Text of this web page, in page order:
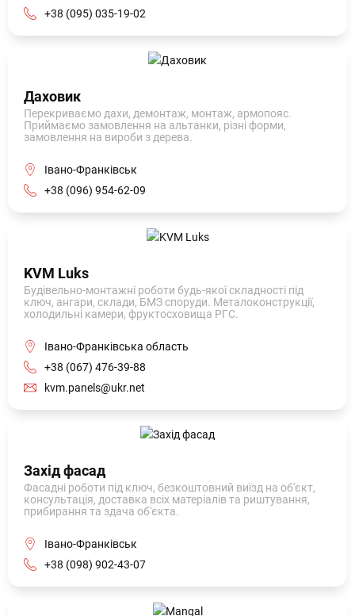
+38 (095) 035-19-02
Даховик
Перекриваємо дахи, демонтаж, монтаж, армопояс.
Приймаємо замовлення на альтанки, різні форми,
замовлення на вироби з дерева.
Івано-Франківськ
+38 (096) 954-62-09
KVM Luks
Будівельно-монтажні роботи будь-якої складності під
ключ, ангари, склади, БМЗ споруди. Металоконструкції,
холодильні камери, фруктосховища РГС.
Івано-Франківська область
+38 (067) 476-39-88
kvm.panels@ukr.net
Захід фасад
Фасадні роботи під ключ, безкоштовний виїзд на об'єкт,
консультація, доставка всіх матеріалів та риштування,
прибирання та здача об'єкта.
Івано-Франківськ
+38 (098) 902-43-07